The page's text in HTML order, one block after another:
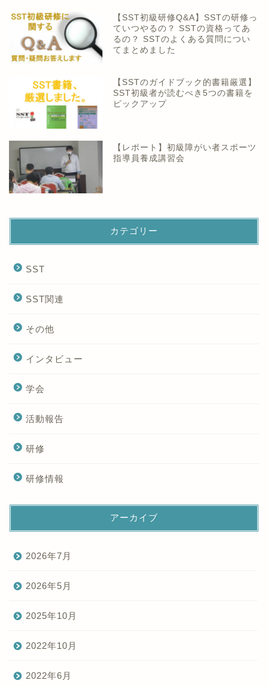
【SST初級研修Q&A】SSTの研修っ
ていつやるの？ SSTの資格ってあ
るの？ SSTのよくある質問につい
てまとめました
【SSTのガイドブック的書籍厳選】
SST初級者が読むべき5つの書籍を
ピックアップ
【レポート】初級障がい者スポーツ
指導員養成講習会
カテゴリー
SST
SST関連
その他
インタビュー
学会
活動報告
研修
研修情報
アーカイブ
2026年7月
2026年5月
2025年10月
2022年10月
2022年6月